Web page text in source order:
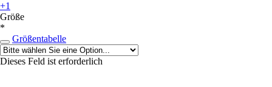
+1
Größe
*
Größentabelle
Dieses Feld ist erforderlich